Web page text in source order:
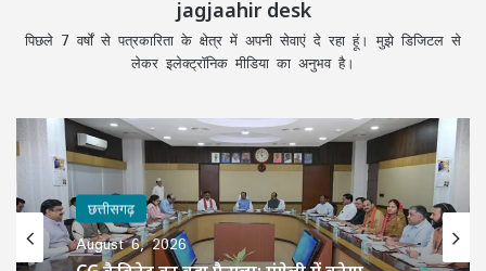
jagjaahir desk
पिछले 7 वर्षों से पत्रकारिता के क्षेत्र में अपनी सेवाएं दे रहा हूं। मुझे डिजिटल से
लेकर इलेक्ट्रॉनिक मीडिया का अनुभव है।
छत्तीसगढ़
August 6, 2026